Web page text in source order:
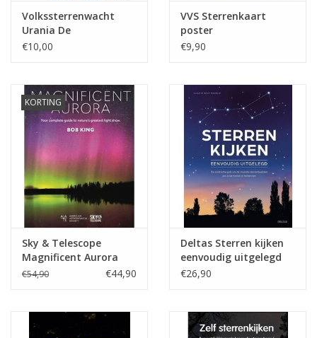
Astrofotografie
Zonnewaarneming
Cadeaubonnen
Merken
Volkssterrenwacht
Urania De
Sterrenwachter -
€10,00
VVS Sterrenkaart
poster
€9,90
KORTING
Sky & Telescope
Magnificent Aurora
€54,90 €44,90
Deltas Sterren kijken
eenvoudig uitgelegd
€26,90